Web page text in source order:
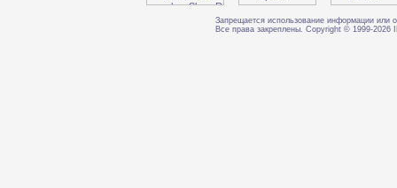
Запрещается использование информации или
Все права закреплены. Copyright © 1999-